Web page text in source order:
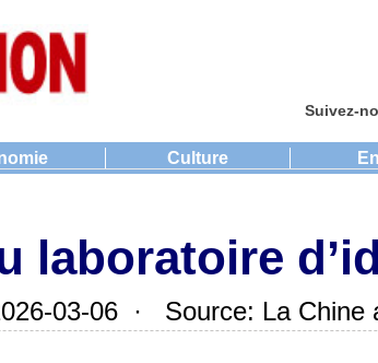
Suivez-
Culture
laboratoire
03-06 · Source: La Chine